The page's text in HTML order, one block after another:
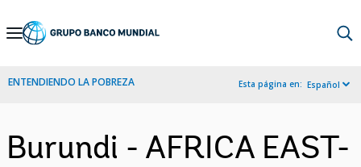
Skip
Navigation
ENTENDIENDO LA POBREZA Esta página en: Español
Burundi - AFRICA EAST-